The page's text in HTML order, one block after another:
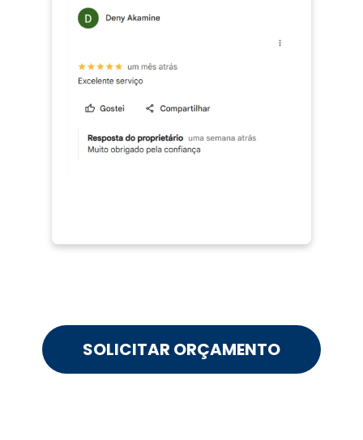
SOLICITAR ORÇAMENTO